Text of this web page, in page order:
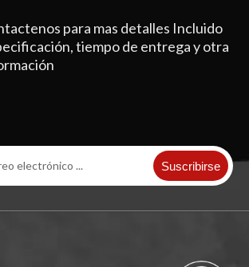
para mas detalles Incluido
tiempo de entrega y otra
Suscribirse